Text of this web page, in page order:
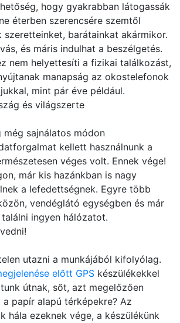
hogy gyakrabban látogassák
éterben szerencsére szemtől
szeretteinket, barátainkat akármikor.
és máris indulhat a beszélgetés.
nem helyettesíti a fizikai találkozást,
manapság az okostelefonok
mint pár éve például.
és világszerte
még sajnálatos módon
kellett használnunk a
véges volt. Ennek vége!
már kis hazánkban is nagy
a lefedettségnek. Egyre több
vendéglátó egységben és már
ingyen hálózatot.
utazni a munkájából kifolyólag.
előtt GPS készülékekkel
útnak, sőt, azt megelőzően
a papír alapú térképekre? Az
hála ezeknek vége, a készülékünk